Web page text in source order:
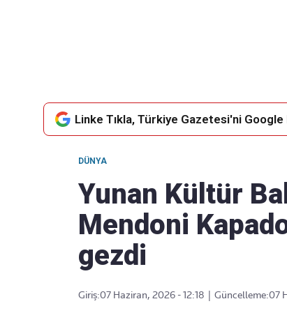
Linke Tıkla, Türkiye Gazetesi'ni
DÜNYA
Yunan Kültür
Mendoni
gezdi
Giriş:07 Haziran, 2026 - 12:18 Güncelleme:07